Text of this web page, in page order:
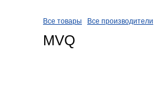
Все товары Все производители
MVQ